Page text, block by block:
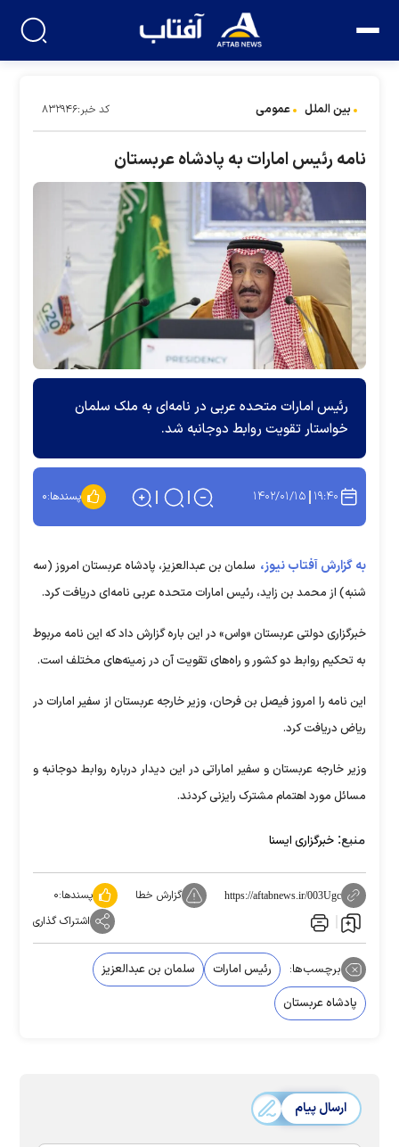
بین الملل عمومی کد خبر:۸۳۲۹۴۶
نامه رئیس امارات به پادشاه عربستان
رئیس امارات متحده عربی در نامه‌ای به ملک سلمان
خواستار تقویت روابط دوجانبه شد.
۱۹:۴۰ ۱۴۰۲/۰۱/۱۵ پسندها:۰
به گزارش آفتاب نیوز، سلمان بن عبدالعزیز، پادشاه عربستان امروز (سه
شنبه) از محمد بن زاید، رئیس امارات متحده عربی نامه‌ای دریافت کرد.
خبرگزاری دولتی عربستان «واس» در این باره گزارش داد که این نامه مربوط
به تحکیم روابط دو کشور و راه‌های تقویت آن در زمینه‌های مختلف است.
این نامه را امروز فیصل بن فرحان، وزیر خارجه عربستان از سفیر امارات در
ریاض دریافت کرد.
وزیر خارجه عربستان و سفیر اماراتی در این دیدار درباره روابط دوجانبه و
مسائل مورد اهتمام مشترک رایزنی کردند.
منبع: خبرگزاری ایسنا
https://aftabnews.ir/003Ugc گزارش خطا پسندها:۰
اشتراک گذاری
برچسب‌ها: رئیس امارات
سلمان بن عبدالعزیز
پادشاه عربستان
ارسال پیام